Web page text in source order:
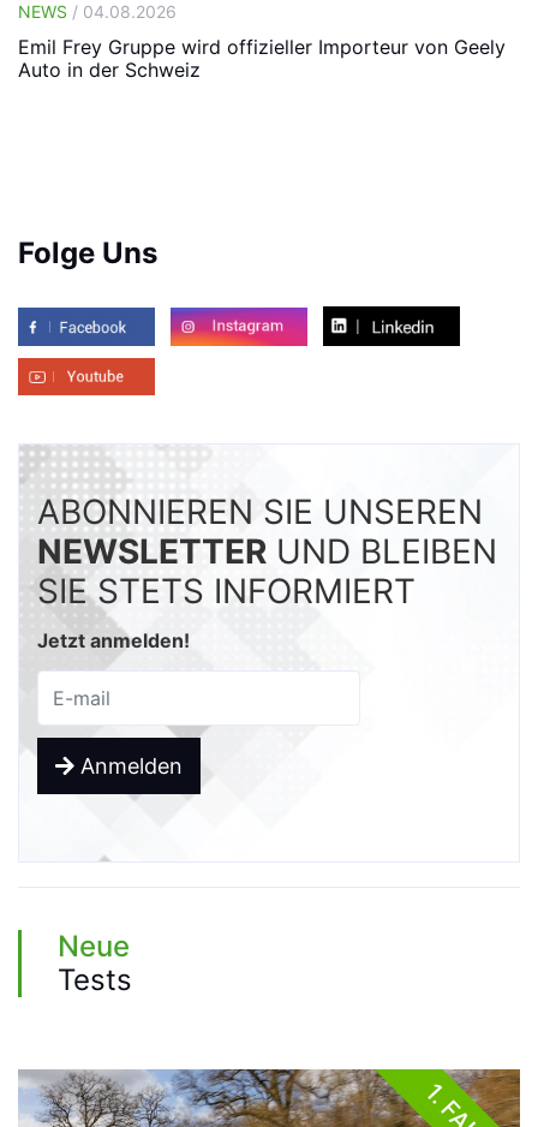
NEWS / 04.08.2026
Emil Frey Gruppe wird offizieller Importeur von Geely
Auto in der Schweiz
Folge Uns
ABONNIEREN SIE UNSEREN
NEWSLETTER UND BLEIBEN
SIE STETS INFORMIERT
Jetzt anmelden!
Anmelden
Neue
Tests